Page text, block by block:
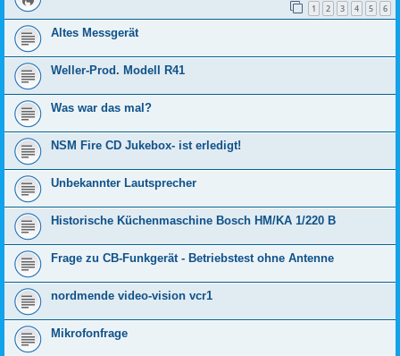
1 2 3 4 5 6
Altes Messgerät
Weller-Prod. Modell R41
Was war das mal?
NSM Fire CD Jukebox- ist erledigt!
Unbekannter Lautsprecher
Historische Küchenmaschine Bosch HM/KA 1/220 B
Frage zu CB-Funkgerät - Betriebstest ohne Antenne
nordmende video-vision vcr1
Mikrofonfrage